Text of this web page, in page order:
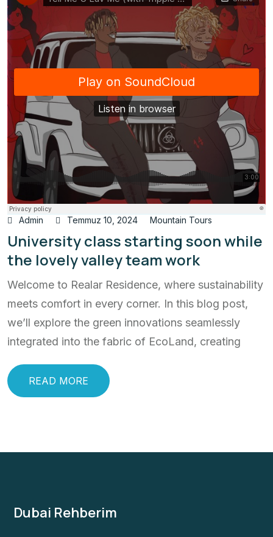
Admin Temmuz 10, 2024 Mountain Tours
University class starting soon while
the lovely valley team work
Welcome to Realar Residence, where sustainability
meets comfort in every corner. In this blog post,
we’ll explore the green innovations seamlessly
integrated into the fabric of EcoLand, creating
READ MORE
Dubai Rehberim